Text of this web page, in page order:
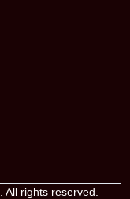
. All rights reserved.